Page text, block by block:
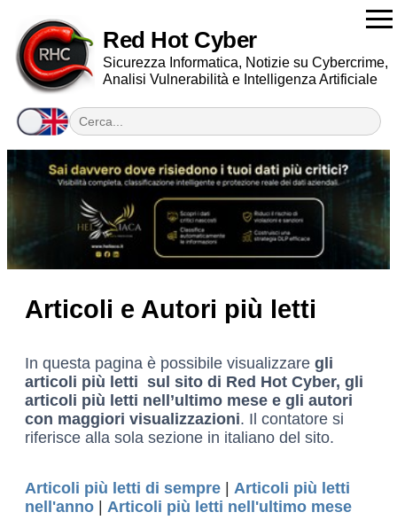
Red Hot Cyber
Sicurezza Informatica, Notizie su Cybercrime,
Analisi Vulnerabilità e Intelligenza Artificiale
Articoli e Autori più letti
In questa pagina è possibile visualizzare gli
articoli più letti sul sito di Red Hot Cyber, gli
articoli più letti nell’ultimo mese e gli autori
con maggiori visualizzazioni. Il contatore si
riferisce alla sola sezione in italiano del sito.
Articoli più letti di sempre
Articoli più letti
nell'anno
Articoli più letti nell'ultimo mese